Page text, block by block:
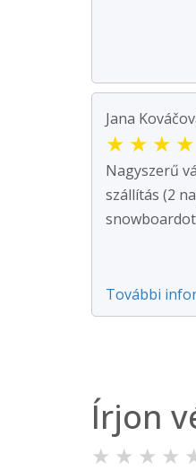
Jana
★ ★ ★ ★
Nagyszerű
szállítás (2
snowboardot
További
Írjon
★ ★ ★ ★